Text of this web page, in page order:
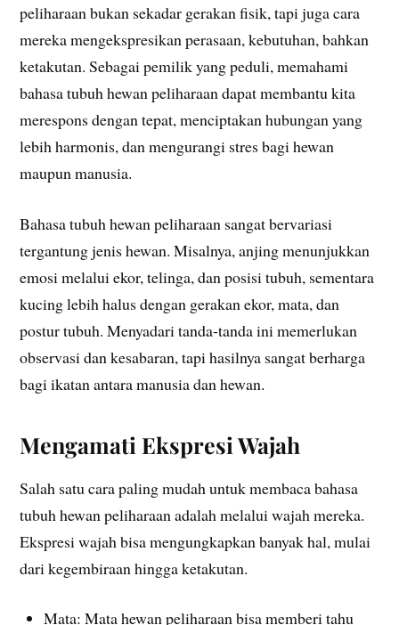
peliharaan bukan sekadar gerakan fisik, tapi juga cara
mereka mengekspresikan perasaan, kebutuhan, bahkan
ketakutan. Sebagai pemilik yang peduli, memahami
bahasa tubuh hewan peliharaan dapat membantu kita
merespons dengan tepat, menciptakan hubungan yang
lebih harmonis, dan mengurangi stres bagi hewan
maupun manusia.
Bahasa tubuh hewan peliharaan sangat bervariasi
tergantung jenis hewan. Misalnya, anjing menunjukkan
emosi melalui ekor, telinga, dan posisi tubuh, sementara
kucing lebih halus dengan gerakan ekor, mata, dan
postur tubuh. Menyadari tanda-tanda ini memerlukan
observasi dan kesabaran, tapi hasilnya sangat berharga
bagi ikatan antara manusia dan hewan.
Mengamati Ekspresi Wajah
Salah satu cara paling mudah untuk membaca bahasa
tubuh hewan peliharaan adalah melalui wajah mereka.
Ekspresi wajah bisa mengungkapkan banyak hal, mulai
dari kegembiraan hingga ketakutan.
Mata: Mata hewan peliharaan bisa memberi tahu